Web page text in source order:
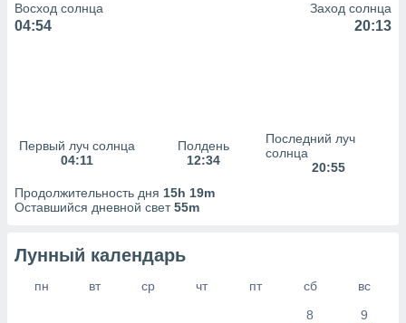
Восход солнца
04:54
Заход солнца
20:13
Первый луч солнца
04:11
Полдень
12:34
Последний луч
солнца
20:55
Продолжительность дня 15h 19m
Оставшийся дневной свет55m
Лунный календарь
пн вт ср чт пт сб
вс
8
9